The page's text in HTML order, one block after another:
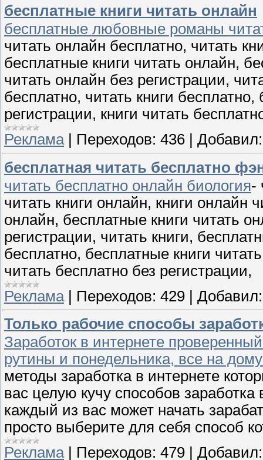
бесплатные книги читать онлайн
бесплатные любовные романы
читать онлайн бесплатно, читать
бесплатные книги читать онлайн,
читать онлайн без регистрации,
бесплатно, читать книги
регистрации, книги читать
Реклама| Переходов: 436
Добавил:
бесплатная читать бесплатно
читать бесплатно онлайн биология-
читать книги онлайн, книги онлайн
онлайн, бесплатные книги читать
регистрации, читать книги,
бесплатно, бесплатные книги
читать бесплатно без регистрации,
Реклама| Переходов: 429 | Добавил:
Только рабочие способы
Заработок в интернете
рутины и понедельника, все на
методы заработка в интернете
вас целую кучу способов
каждый из вас может начать
просто выберите для себя способ
Реклама| Переходов: 479 Добавил: